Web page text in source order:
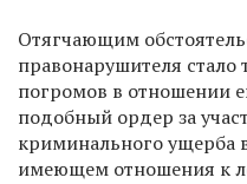
Отягчающим
правонарушителя стало
погромов в отношении
подобный ордер за
криминального ущерба
имеющем отношения к